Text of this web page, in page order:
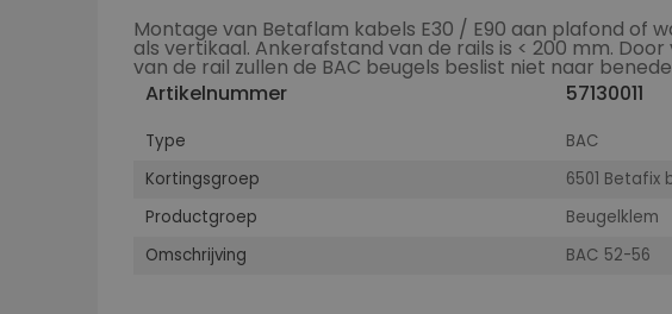
Montage van Betaflam kabels E30 / E90 aan plafond of
als vertikaal. Ankerafstand van de rails is < 200 mm.
van de rail zullen de BAC beugels beslist niet naar
Artikelnummer
57130011
Type
BAC
Kortingsgroep
6501 Betafix
Productgroep
Beugelklem
Omschrijving
BAC 52-56